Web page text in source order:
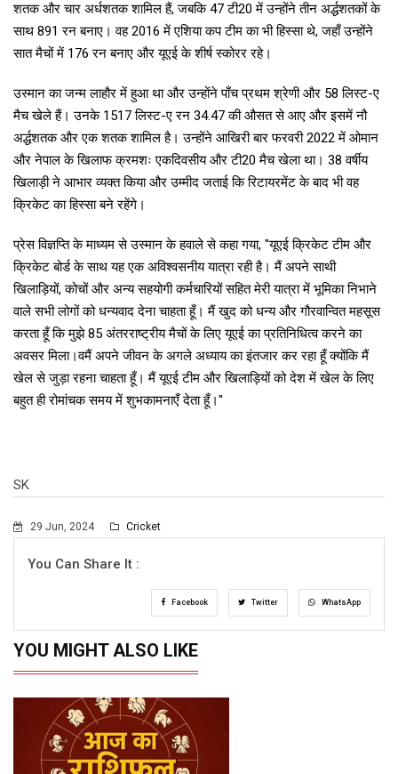
शतक और चार अर्धशतक शामिल हैं, जबकि 47 टी20 में उन्होंने तीन अर्द्धशतकों के
साथ 891 रन बनाए। वह 2016 में एशिया कप टीम का भी हिस्सा थे, जहाँ उन्होंने
सात मैचों में 176 रन बनाए और यूएई के शीर्ष स्कोरर रहे।
उस्मान का जन्म लाहौर में हुआ था और उन्होंने पाँच प्रथम श्रेणी और 58 लिस्ट-ए
मैच खेले हैं। उनके 1517 लिस्ट-ए रन 34.47 की औसत से आए और इसमें नौ
अर्द्धशतक और एक शतक शामिल है। उन्होंने आखिरी बार फरवरी 2022 में ओमान
और नेपाल के खिलाफ क्रमशः एकदिवसीय और टी20 मैच खेला था। 38 वर्षीय
खिलाड़ी ने आभार व्यक्त किया और उम्मीद जताई कि रिटायरमेंट के बाद भी वह
क्रिकेट का हिस्सा बने रहेंगे।
प्रेस विज्ञप्ति के माध्यम से उस्मान के हवाले से कहा गया, "यूएई क्रिकेट टीम और
क्रिकेट बोर्ड के साथ यह एक अविश्वसनीय यात्रा रही है। मैं अपने साथी
खिलाड़ियों, कोचों और अन्य सहयोगी कर्मचारियों सहित मेरी यात्रा में भूमिका निभाने
वाले सभी लोगों को धन्यवाद देना चाहता हूँ। मैं खुद को धन्य और गौरवान्वित महसूस
करता हूँ कि मुझे 85 अंतरराष्ट्रीय मैचों के लिए यूएई का प्रतिनिधित्व करने का
अवसर मिला।वमैं अपने जीवन के अगले अध्याय का इंतजार कर रहा हूँ क्योंकि मैं
खेल से जुड़ा रहना चाहता हूँ। मैं यूएई टीम और खिलाड़ियों को देश में खेल के लिए
बहुत ही रोमांचक समय में शुभकामनाएँ देता हूँ।"
SK
29 Jun, 2024 Cricket
You Can Share It :
Facebook Twitter WhatsApp
YOU MIGHT ALSO LIKE